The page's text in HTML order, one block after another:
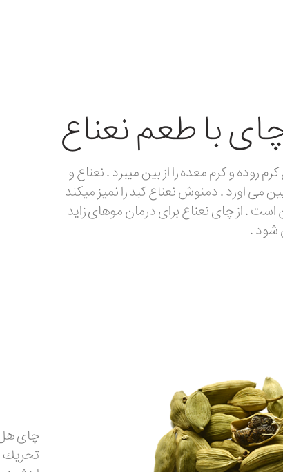
با طعم نعناع
روده و کرم معده را از بین میبرد . نعناع و
می اورد . دمنوش نعناع کبد را نمیز میکند
. از چای نعناع برای درمان موهای زاید
شود .
چای هل
تحریك